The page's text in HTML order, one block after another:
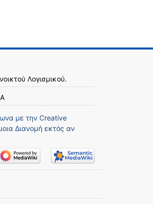
Λογισμικού.
με την Creative
Διανομή εκτός αν